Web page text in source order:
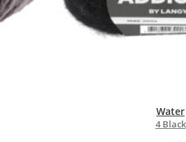
Water
4 Black